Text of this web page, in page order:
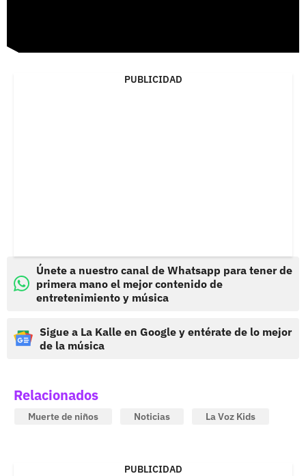
PUBLICIDAD
Únete a nuestro canal de Whatsapp para tener de
primera mano el mejor contenido de
entretenimiento y música
Sigue a La Kalle en Google y entérate de lo mejor
de la música
Relacionados
Muerte de niños Noticias La Voz Kids
PUBLICIDAD